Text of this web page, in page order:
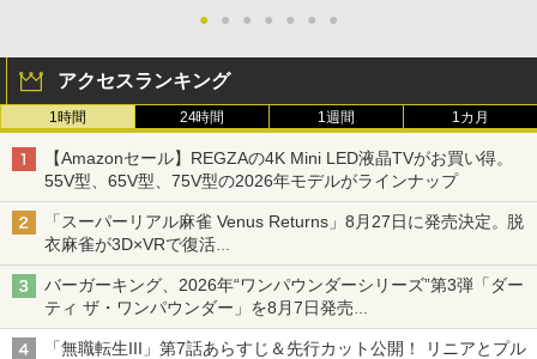
● ● ● ● ● ● ●
アクセスランキング
1時間 24時間 1週間 1カ月
【Amazonセール】REGZAの4K Mini LED液晶TVがお買い得。
55V型、65V型、75V型の2026年モデルがラインナップ
「スーパーリアル麻雀 Venus Returns」8月27日に発売決定。脱
衣麻雀が3D×VRで復活
発売から2週間は20%オフになるセールが実施
バーガーキング、2026年“ワンパウンダーシリーズ”第3弾「ダー
ティ ザ・ワンパウンダー」を8月7日発売
「特製ガーリックマヨソース」を使用した超大型チーズバーガー
「無職転生III」第7話あらすじ＆先行カット公開！ リニアとプル